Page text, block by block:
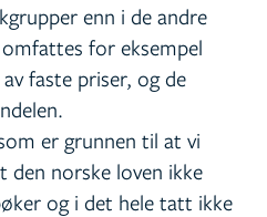
enn i de andre
for eksempel
faste priser, og de
er grunnen til at vi
norske loven ikke
og i det hele tatt ikke